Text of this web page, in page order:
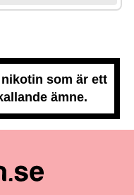
som är ett
ämne.